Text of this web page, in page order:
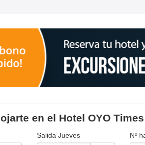
en el Hotel OYO
Salida Jueves Nº